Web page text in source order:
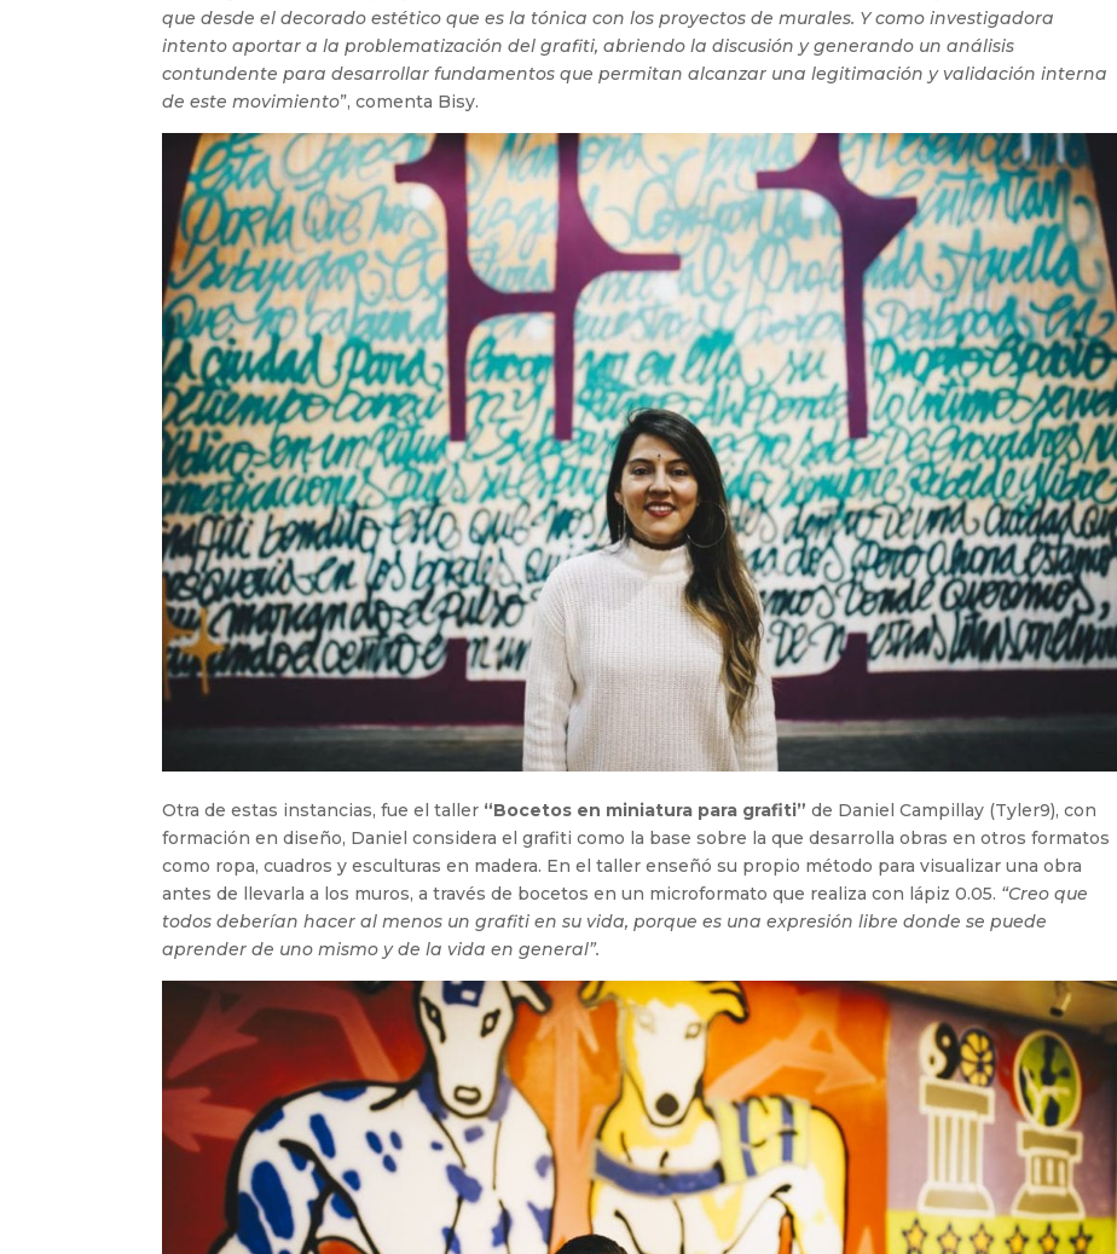
que desde el decorado estético que es la tónica con los proyectos de murales. Y como investigadora
intento aportar a la problematización del grafiti, abriendo la discusión y generando un análisis
contundente para desarrollar fundamentos que permitan alcanzar una legitimación y validación interna
de este movimiento”, comenta Bisy.
Otra de estas instancias, fue el taller “Bocetos en miniatura para grafiti” de Daniel Campillay (Tyler9), con
formación en diseño, Daniel considera el grafiti como la base sobre la que desarrolla obras en otros formatos
como ropa, cuadros y esculturas en madera. En el taller enseñó su propio método para visualizar una obra
antes de llevarla a los muros, a través de bocetos en un microformato que realiza con lápiz 0.05. “Creo que
todos deberían hacer al menos un grafiti en su vida, porque es una expresión libre donde se puede
aprender de uno mismo y de la vida en general”.